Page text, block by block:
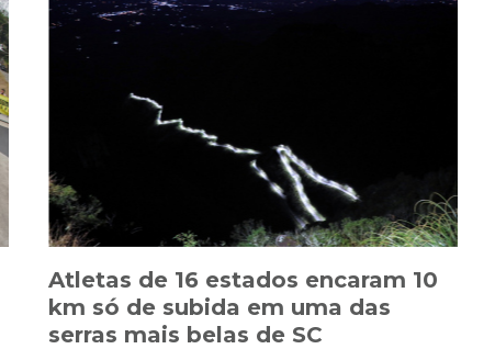
Atletas de 16 estados encaram 10
km só de subida em uma das
serras mais belas de SC